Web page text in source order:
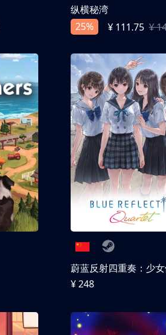
纵横秘湾
25%
¥ 111.75 ¥
¥ 248